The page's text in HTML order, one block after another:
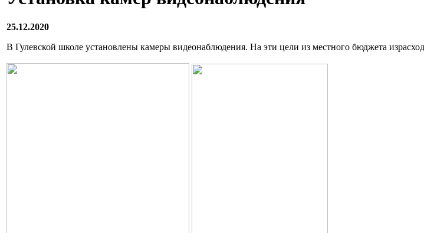
25.12.2020
В Гулевской школе установлены камеры видеонаблюдения. На эти цели из местного бюджета